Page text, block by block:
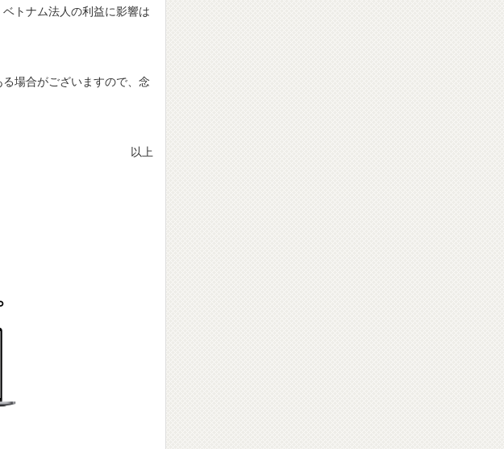
トナム法人の利益に影響は
場合がございますので、念
以上